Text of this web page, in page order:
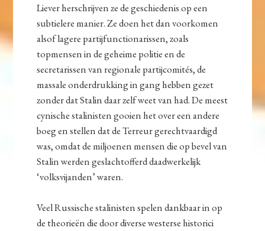
Liever herschrijven ze de geschiedenis op een
subtielere manier. Ze doen het dan voorkomen
alsof lagere partijfunctionarissen, zoals
topmensen in de geheime politie en de
secretarissen van regionale partijcomités, de
massale onderdrukking in gang hebben gezet
zonder dat Stalin daar zelf weet van had. De meest
cynische stalinisten gooien het over een andere
boeg en stellen dat de Terreur gerechtvaardigd
was, omdat de miljoenen mensen die op bevel van
Stalin werden geslachtofferd daadwerkelijk
‘volksvijanden’ waren.
Veel Russische stalinisten spelen dankbaar in op
de theorieën die door diverse westerse historici